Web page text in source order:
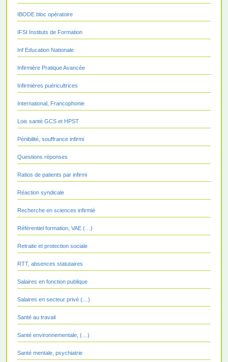
IBODE bloc opératoire
IFSI Instituts de Formation
Inf Education Nationale
Infirmière Pratique Avancée
Infirmières puéricultrices
International, Francophonie
Lois santé GCS et HPST
Pénibilité, souffrance infirmi
Questions réponses
Ratios de patients par infirmi
Réaction syndicale
Recherche en sciences infirmiè
Référentiel formation, VAE (…)
Retraite et protection sociale
RTT, absences statutaires
Salaires en fonction publique
Salaires en secteur privé (…)
Santé au travail
Santé environnementale, (…)
Santé mentale, psychiatrie